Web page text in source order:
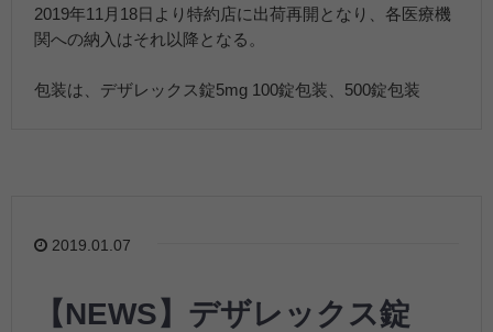
2019年11月18日より特約店に出荷再開となり、各医療機
関への納入はそれ以降となる。
包装は、デザレックス錠5mg 100錠包装、500錠包装
2019.01.07
【NEWS】デザレックス錠